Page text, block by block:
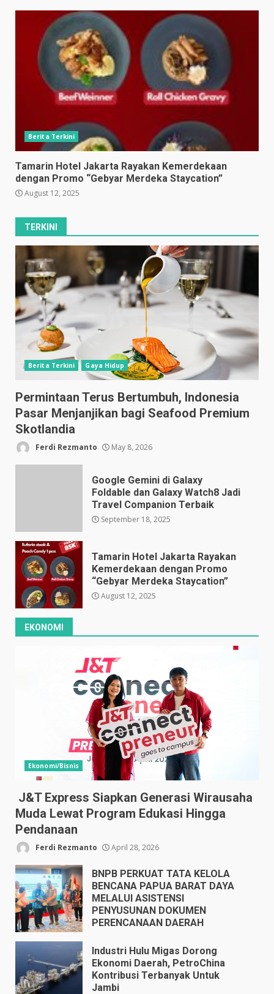
Berita Terkini
Tamarin Hotel Jakarta Rayakan Kemerdekaan
dengan Promo “Gebyar Merdeka Staycation”
August 12, 2025
TERKINI
Berita Terkini Gaya Hidup
Permintaan Terus Bertumbuh, Indonesia
Pasar Menjanjikan bagi Seafood Premium
Skotlandia
Ferdi Rezmanto May 8, 2026
Google Gemini di Galaxy
Foldable dan Galaxy Watch8 Jadi
Travel Companion Terbaik
September 18, 2025
Tamarin Hotel Jakarta Rayakan
Kemerdekaan dengan Promo
“Gebyar Merdeka Staycation”
August 12, 2025
EKONOMI
Ekonomi/Bisnis
J&T Express Siapkan Generasi Wirausaha
Muda Lewat Program Edukasi Hingga
Pendanaan
Ferdi Rezmanto April 28, 2026
BNPB PERKUAT TATA KELOLA
BENCANA PAPUA BARAT DAYA
MELALUI ASISTENSI
PENYUSUNAN DOKUMEN
PERENCANAAN DAERAH
Industri Hulu Migas Dorong
Ekonomi Daerah, PetroChina
Kontribusi Terbanyak Untuk
Jambi